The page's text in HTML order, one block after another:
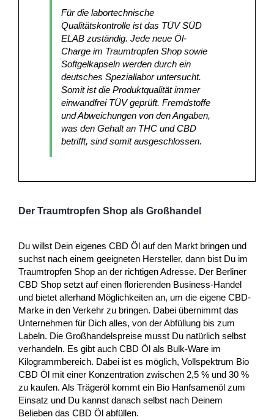
Für die labortechnische
Qualitätskontrolle ist das TÜV SÜD
ELAB zuständig. Jede neue Öl-
Charge im Traumtropfen Shop sowie
Softgelkapseln werden durch ein
deutsches Speziallabor untersucht.
Somit ist die Produktqualität immer
einwandfrei TÜV geprüft. Fremdstoffe
und Abweichungen von den Angaben,
was den Gehalt an THC und CBD
betrifft, sind somit ausgeschlossen.
Der Traumtropfen Shop als Großhandel
Du willst Dein eigenes CBD Öl auf den Markt bringen und
suchst nach einem geeigneten Hersteller, dann bist Du im
Traumtropfen Shop an der richtigen Adresse. Der Berliner
CBD Shop setzt auf einen florierenden Business-Handel
und bietet allerhand Möglichkeiten an, um die eigene CBD-
Marke in den Verkehr zu bringen. Dabei übernimmt das
Unternehmen für Dich alles, von der Abfüllung bis zum
Labeln. Die Großhandelspreise musst Du natürlich selbst
verhandeln. Es gibt auch CBD Öl als Bulk-Ware im
Kilogrammbereich. Dabei ist es möglich, Vollspektrum Bio
CBD Öl mit einer Konzentration zwischen 2,5 % und 30 %
zu kaufen. Als Trägeröl kommt ein Bio Hanfsamenöl zum
Einsatz und Du kannst danach selbst nach Deinem
Belieben das CBD Öl abfüllen.